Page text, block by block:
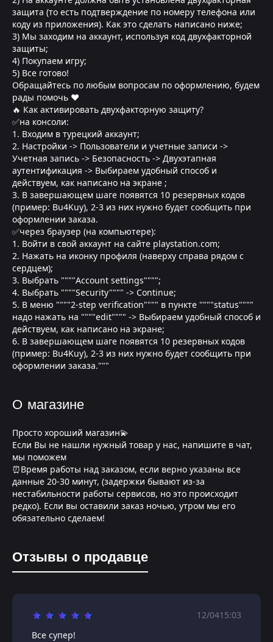
защита (то есть подтверждение по номеру телефона или
коду из приложения). Как это сделать написано ниже;
3) Мы заходим на аккаунт, используя код двухфакторной
защиты;
4) Покупаем игру;
5) Все готово!
Обращайтесь по любым вопросам по оформлению, будем
рады помочь ❤
🔥 Как активировать двухфакторную защиту?
✅на консоли:
1. Входим в турецкий аккаунт;
2. Настройки -> Пользователи и учетные записи ->
Учетная запись -> Безопасность -> Двухэтапная
аутентификация -> Выбираем удобный способ и
действуем, как написано на экране ;
3. В завершающем шаге появятся 10 резервных кодов
(пример: Bu4Kuy), 2-3 из них нужно будет сообщить при
оформлении заказа.
✅через браузер (на компьютере):
1. Войти в свой аккаунт на сайте playstation.com;
2. Нажать на иконку профиля (наверху справа рядом с
сердцем);
3. Выбрать """"Account settings"""";
4. Выбрать """"Security"""" -> Continue;
5. В меню """"2-step verification"""" в пункте """"status""""
надо нажать на """"edit"""" -> Выбираем удобный способ и
действуем, как написано на экране;
6. В завершающем шаге появятся 10 резервных кодов
(пример: Bu4Kuy), 2-3 из них нужно будет сообщить при
оформлении заказа."""
О магазине
Просто хороший магазин💫
Если Вы не нашли нужный товар у нас, напишите в чат,
мы поможем
⏰Время работы над заказом, если верно указаны все
данные 20-30 минут, (задержки бывают из-за
нестабильности работы сервисов, но это происходит
редко). Если вы оставили заказ ночью, утром мы его
обязательно сделаем!
Отзывы о продавце
12/0415:03
Все супер!